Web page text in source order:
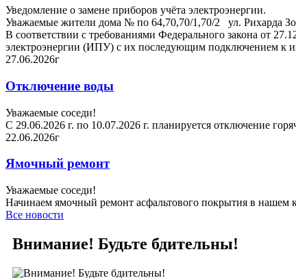
Уведомление о замене приборов учёта электроэнергии.
Уважаемые жители дома № по 64,70,70/1,70/2 ул. Рихарда
В соответствии с требованиями Федерального закона от
электроэнергии (ИПУ) с их последующим подключением к
27.06.2026г
Отключение воды
Уважаемые соседи!
С 29.06.2026 г. по 10.07.2026 г. планируется отключение
22.06.2026г
Ямочный ремонт
Уважаемые соседи!
Начинаем ямочный ремонт асфальтового покрытия в нашем
Все новости
Внимание! Будьте бдительны!